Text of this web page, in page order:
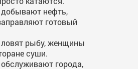
нефть,
готовый
рыбу, женщины
суши.
города,